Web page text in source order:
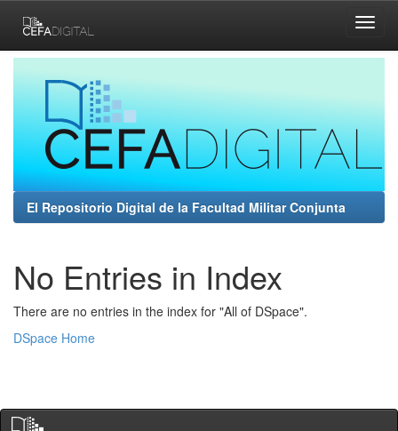
navigation
El Repositorio Digital de la Facultad Militar Conjunta
No Entries in Index
There are no entries in the index for "All of DSpace".
DSpace Home